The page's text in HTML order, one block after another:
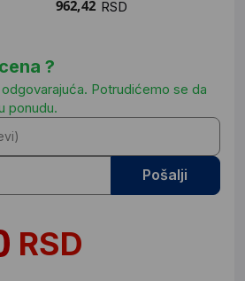
RSD
?
Potrudićemo se da
ponudu.
Pošalji
RSD